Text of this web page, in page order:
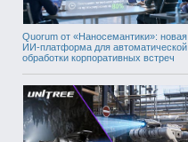
Quorum от «Наносемантики»: новая
ИИ-платформа для автоматической
обработки корпоративных встреч